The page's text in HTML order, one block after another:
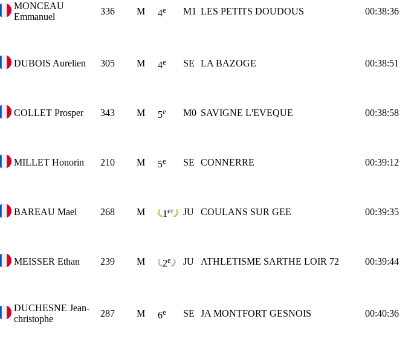
MONCEAU
Emmanuel
336 M 4e M1 LES PETITS DOUDOUS 00:38:36
DUBOIS Aurelien 305 M 4e SE LA BAZOGE 00:38:51
COLLET Prosper 343 M 5e M0 SAVIGNE L'EVEQUE 00:38:58
MILLET Honorin 210 M 5e SE CONNERRE 00:39:12
BAREAU Mael 268 M 1 er JU COULANS SUR GEE 00:39:35
MEISSER Ethan 239 M 2e JU ATHLETISME SARTHE LOIR 72 00:39:44
DUCHESNE Jean-
christophe
287 M 6e SE JA MONTFORT GESNOIS 00:40:36